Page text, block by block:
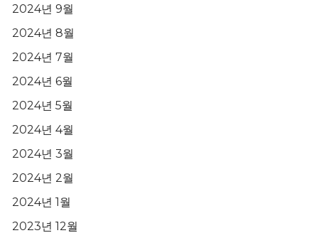
2024년 9월
2024년 8월
2024년 7월
2024년 6월
2024년 5월
2024년 4월
2024년 3월
2024년 2월
2024년 1월
2023년 12월